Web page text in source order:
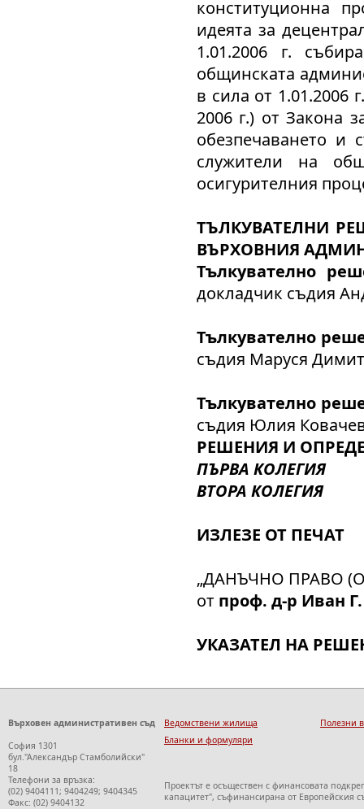
конституционна
идеята за
1.01.2006 г.
общинската
в сила от 1.01.2006
2006 г.) от Закона
обезпечаването и
служители на
осигурителния
ТЪЛКУВАТЕЛНИ
ВЪРХОВНИЯ
Тълкувателно
докладчик съдия
Тълкувателно
съдия Маруся
Тълкувателно
съдия Юлия
РЕШЕНИЯ И
ПЪРВА КОЛЕГИЯ
ВТОРА КОЛЕГИЯ
ИЗЛЕЗЕ ОТ ПЕЧАТ
„ДАНЪЧНО ПРАВО
от проф. д-р Иван
УКАЗАТЕЛ НА
Върховен административен съд
София 1301
бул."Александър Стамболийски"
18
Телефони за връзка:
(02) 9404111; 9404249; 9404345
Факс: (02) 9404132
Ведомствени жилища
Бланки и формуляри
Полезни
Проектът е осъществен с финансовата
капацитет", съфинансирана от Европейския